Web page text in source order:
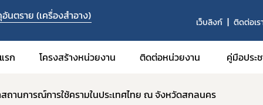
นตราย (เครื่องสำอาง)
เว็บลิงก์ ติดต่อเร
รก โครงสร้างหน่วยงาน ติดต่อหน่วยงาน คู่มือประ
ถานการณ์การใช้ครามในประเทศไทย ณ จังหวัดสกลนคร